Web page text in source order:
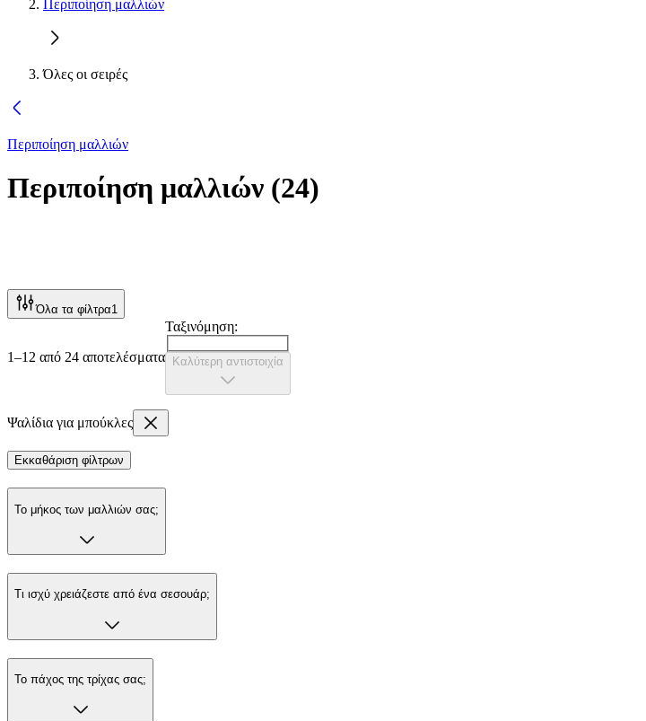
Περιποίηση μαλλιών
Όλες οι σειρές
Περιποίηση μαλλιών
Περιποίηση μαλλιών (24)
Όλα τα φίλτρα1
1–12 από 24 αποτελέσματα
Ταξινόμηση:
Καλύτερη αντιστοιχία
Ψαλίδια για μπούκλες
Εκκαθάριση φίλτρων
Το μήκος των μαλλιών σας;
Τι ισχύ χρειάζεστε από ένα σεσουάρ;
Το πάχος της τρίχας σας;